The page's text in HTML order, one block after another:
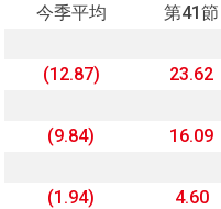
今季平均 第41節
(12.87)
23.62
(9.84)
16.09
(1.94)
4.60